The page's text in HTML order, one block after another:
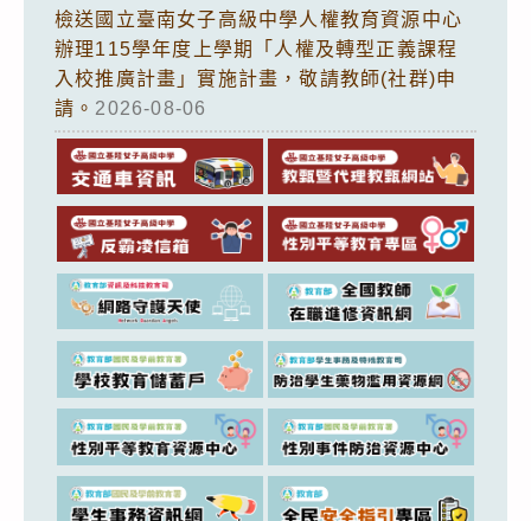
檢送國立臺南女子高級中學人權教育資源中心
辦理115學年度上學期「人權及轉型正義課程
入校推廣計畫」實施計畫，敬請教師(社群)申
請。 2026-08-06